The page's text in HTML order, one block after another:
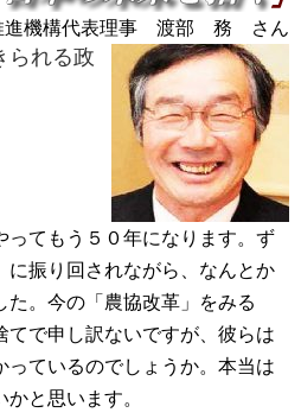
進機構代表理事 渡部 務 さん
られる政
てもう５０年になります。ず
に振り回されながら、なんとか
た。今の「農協改革」をみる
てで申し訳ないですが、彼らは
っているのでしょうか。本当は
と思います。